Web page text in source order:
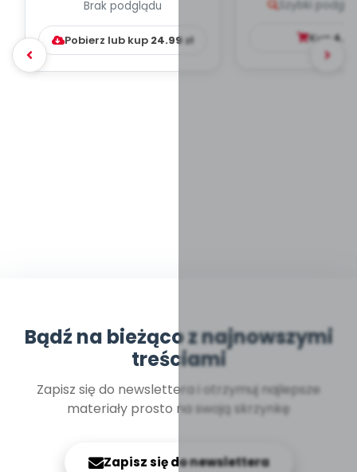
WYCHOWAWCZO –
DYDAKTYC...
Brak podglądu
Pobierz lub kup 24.99zł
Szybki
Kup
Bądź na bieżąco z najnowszymi
treściami
Zapisz się do newslettera i otrzymuj najlepsze
materiały prosto na swoją skrzynkę
Zapisz się do newslettera